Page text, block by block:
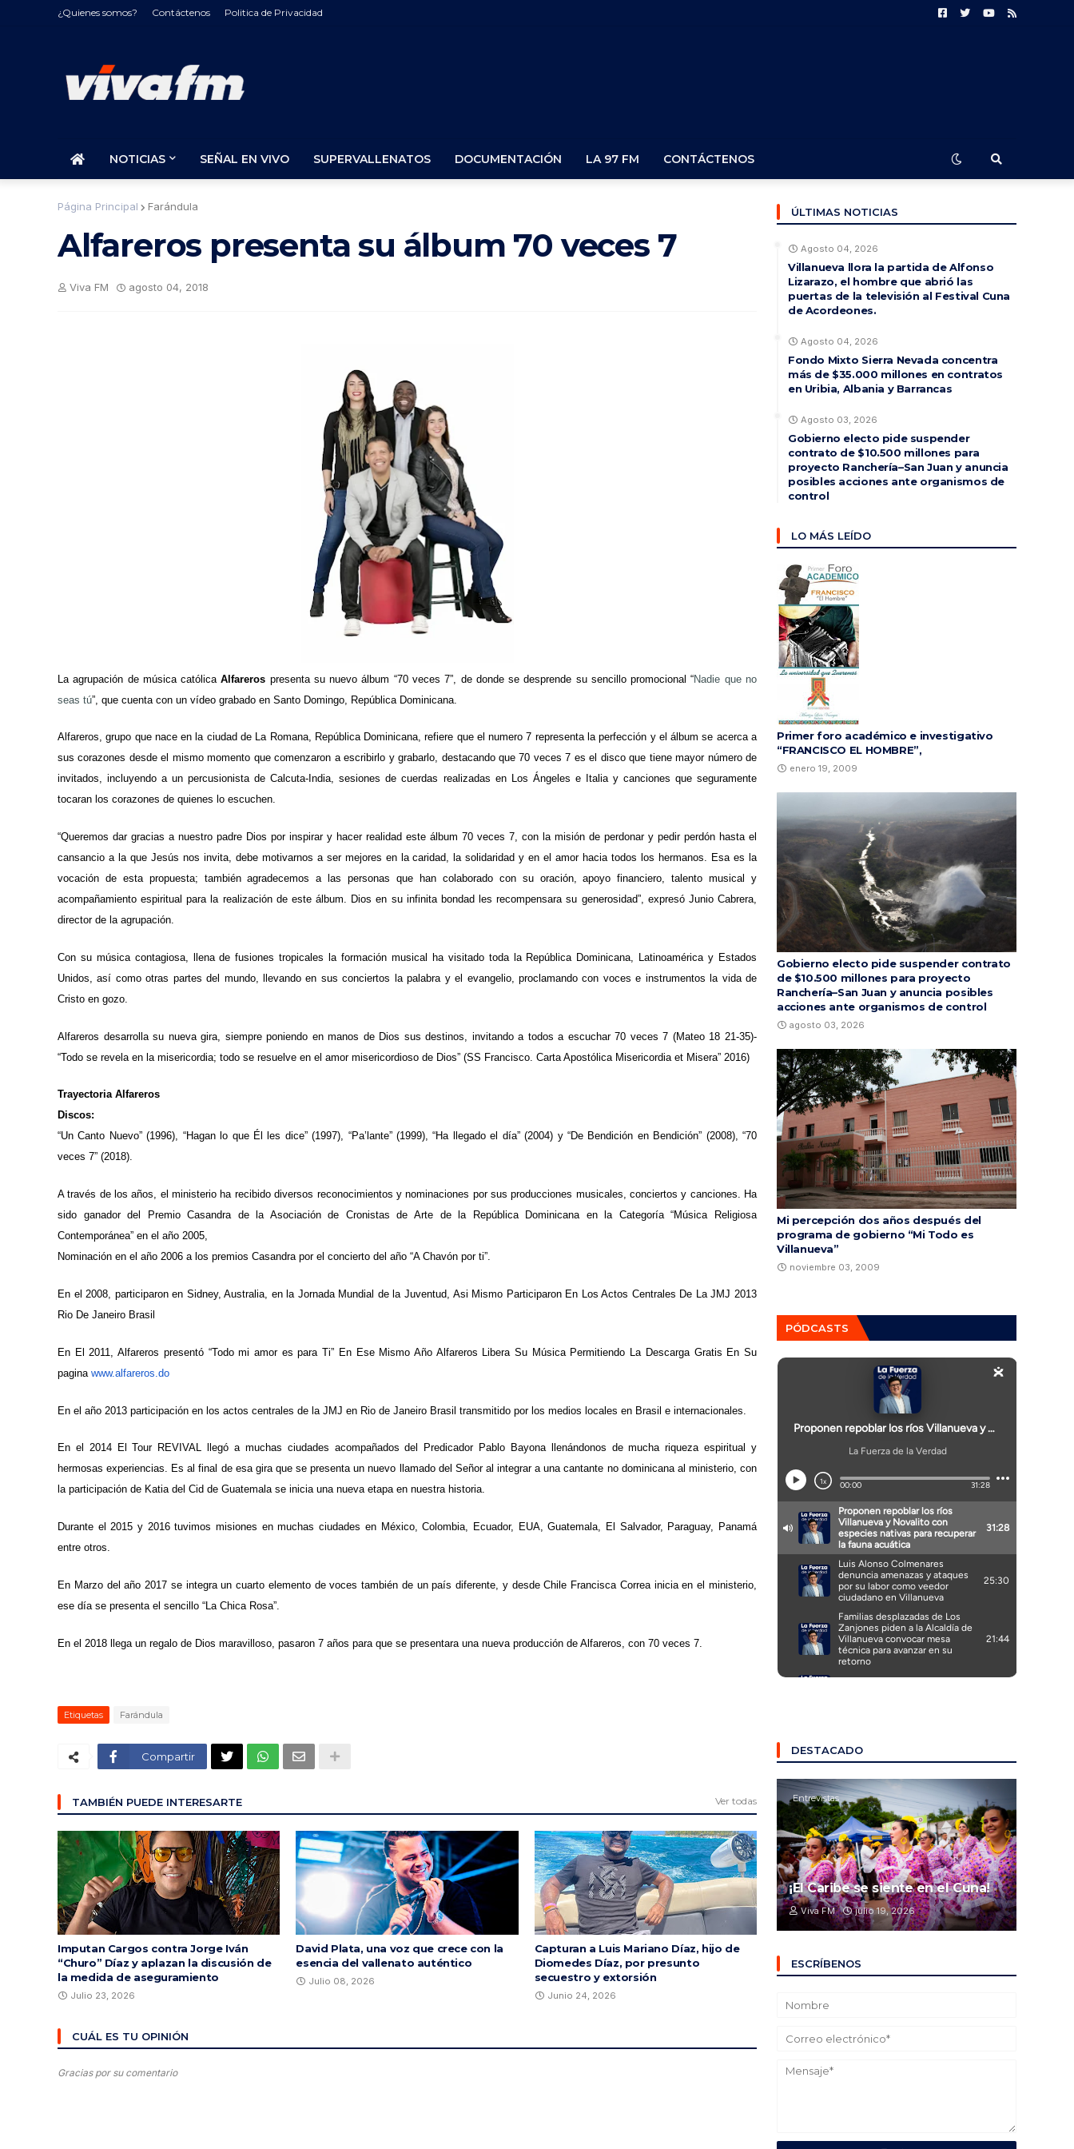
¿Quienes somos? Contáctenos Politica de Privacidad
NOTICIAS SEÑAL EN VIVO SUPERVALLENATOS DOCUMENTACIÓN LA 97 FM CONTÁCTENOS
Página Principal Farándula
Alfareros presenta su álbum 70 veces 7
Viva FM agosto 04, 2018
La agrupación de música católica Alfareros presenta su nuevo álbum “70 veces 7”, de donde se desprende su sencillo promocional “Nadie que no
seas tú”, que cuenta con un vídeo grabado en Santo Domingo, República Dominicana.
Alfareros, grupo que nace en la ciudad de La Romana, República Dominicana, refiere que el numero 7 representa la perfección y el álbum se acerca a
sus corazones desde el mismo momento que comenzaron a escribirlo y grabarlo, destacando que 70 veces 7 es el disco que tiene mayor número de
invitados, incluyendo a un percusionista de Calcuta-India, sesiones de cuerdas realizadas en Los Ángeles e Italia y canciones que seguramente
tocaran los corazones de quienes lo escuchen.
“Queremos dar gracias a nuestro padre Dios por inspirar y hacer realidad este álbum 70 veces 7, con la misión de perdonar y pedir perdón hasta el
cansancio a la que Jesús nos invita, debe motivarnos a ser mejores en la caridad, la solidaridad y en el amor hacia todos los hermanos. Esa es la
vocación de esta propuesta; también agradecemos a las personas que han colaborado con su oración, apoyo financiero, talento musical y
acompañamiento espiritual para la realización de este álbum. Dios en su infinita bondad les recompensara su generosidad”, expresó Junio Cabrera,
director de la agrupación.
Con su música contagiosa, llena de fusiones tropicales la formación musical ha visitado toda la República Dominicana, Latinoamérica y Estados
Unidos, así como otras partes del mundo, llevando en sus conciertos la palabra y el evangelio, proclamando con voces e instrumentos la vida de
Cristo en gozo.
Alfareros desarrolla su nueva gira, siempre poniendo en manos de Dios sus destinos, invitando a todos a escuchar 70 veces 7 (Mateo 18 21-35)-
“Todo se revela en la misericordia; todo se resuelve en el amor misericordioso de Dios” (SS Francisco. Carta Apostólica Misericordia et Misera” 2016)
Trayectoria Alfareros
Discos:
“Un Canto Nuevo” (1996), “Hagan lo que Él les dice” (1997), “Pa’lante” (1999), “Ha llegado el día” (2004) y “De Bendición en Bendición” (2008), “70
veces 7” (2018).
A través de los años, el ministerio ha recibido diversos reconocimientos y nominaciones por sus producciones musicales, conciertos y canciones. Ha
sido ganador del Premio Casandra de la Asociación de Cronistas de Arte de la República Dominicana en la Categoría “Música Religiosa
Contemporánea” en el año 2005,
Nominación en el año 2006 a los premios Casandra por el concierto del año “A Chavón por ti”.
En el 2008, participaron en Sidney, Australia, en la Jornada Mundial de la Juventud, Asi Mismo Participaron En Los Actos Centrales De La JMJ 2013
Rio De Janeiro Brasil
En El 2011, Alfareros presentó “Todo mi amor es para Ti” En Ese Mismo Año Alfareros Libera Su Música Permitiendo La Descarga Gratis En Su
pagina www.alfareros.do
En el año 2013 participación en los actos centrales de la JMJ en Rio de Janeiro Brasil transmitido por los medios locales en Brasil e internacionales.
En el 2014 El Tour REVIVAL llegó a muchas ciudades acompañados del Predicador Pablo Bayona llenándonos de mucha riqueza espiritual y
hermosas experiencias. Es al final de esa gira que se presenta un nuevo llamado del Señor al integrar a una cantante no dominicana al ministerio, con
la participación de Katia del Cid de Guatemala se inicia una nueva etapa en nuestra historia.
Durante el 2015 y 2016 tuvimos misiones en muchas ciudades en México, Colombia, Ecuador, EUA, Guatemala, El Salvador, Paraguay, Panamá
entre otros.
En Marzo del año 2017 se integra un cuarto elemento de voces también de un país diferente, y desde Chile Francisca Correa inicia en el ministerio,
ese día se presenta el sencillo “La Chica Rosa”.
En el 2018 llega un regalo de Dios maravilloso, pasaron 7 años para que se presentara una nueva producción de Alfareros, con 70 veces 7.
Etiquetas Farándula
Compartir
TAMBIÉN PUEDE INTERESARTE Ver todas
Imputan Cargos contra Jorge Iván
“Churo” Díaz y aplazan la discusión de
la medida de aseguramiento
Julio 23, 2026
David Plata, una voz que crece con la
esencia del vallenato auténtico
Julio 08, 2026
Capturan a Luis Mariano Díaz, hijo de
Diomedes Díaz, por presunto
secuestro y extorsión
Junio 24, 2026
CUÁL ES TU OPINIÓN
Gracias por su comentario
ÚLTIMAS NOTICIAS
Agosto 04, 2026
Villanueva llora la partida de Alfonso
Lizarazo, el hombre que abrió las
puertas de la televisión al Festival Cuna
de Acordeones.
Agosto 04, 2026
Fondo Mixto Sierra Nevada concentra
más de $35.000 millones en contratos
en Uribia, Albania y Barrancas
Agosto 03, 2026
Gobierno electo pide suspender
contrato de $10.500 millones para
proyecto Ranchería–San Juan y anuncia
posibles acciones ante organismos de
control
LO MÁS LEÍDO
Primer foro académico e investigativo
“FRANCISCO EL HOMBRE”,
enero 19, 2009
Gobierno electo pide suspender contrato
de $10.500 millones para proyecto
Ranchería–San Juan y anuncia posibles
acciones ante organismos de control
agosto 03, 2026
Mi percepción dos años después del
programa de gobierno “Mi Todo es
Villanueva”
noviembre 03, 2009
PÓDCASTS
DESTACADO
Entrevistas
¡El Caribe se siente en el Cuna!
Viva FM julio 19, 2026
ESCRÍBENOS